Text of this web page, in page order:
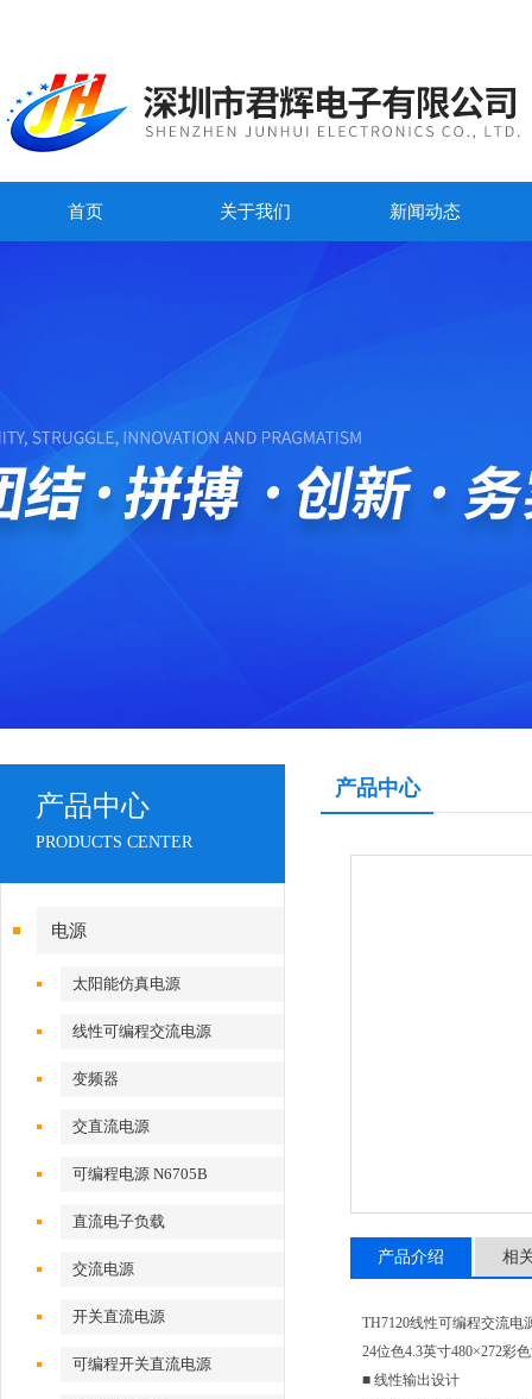
首页 关于我们 新闻动态
产品中心
PRODUCTS CENTER
电源
太阳能仿真电源
线性可编程交流电源
变频器
交直流电源
可编程电源 N6705B
直流电子负载
交流电源
开关直流电源
可编程开关直流电源
产品中心
产品介绍 相
TH7120线性可编程交流电
24位色4.3英寸480×272彩
■ 线性输出设计